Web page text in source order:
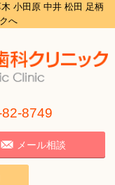
小田原 中井 松田 足柄
へ
8749
メール相談